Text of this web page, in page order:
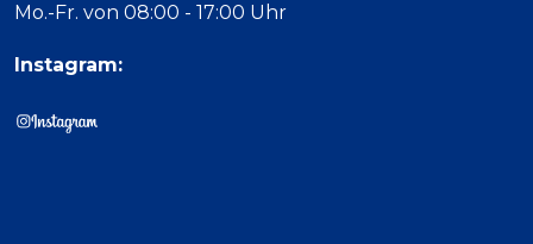
Mo.-Fr. von 08:00 - 17:00 Uhr
Instagram: